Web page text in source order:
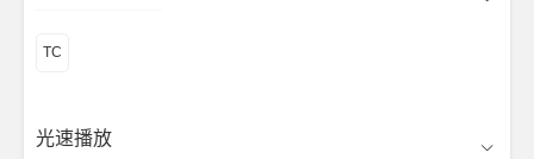
TC
光速播放